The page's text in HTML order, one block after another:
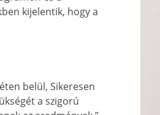
kijelentik, hogy a
belül, Sikeresen
a szigorú